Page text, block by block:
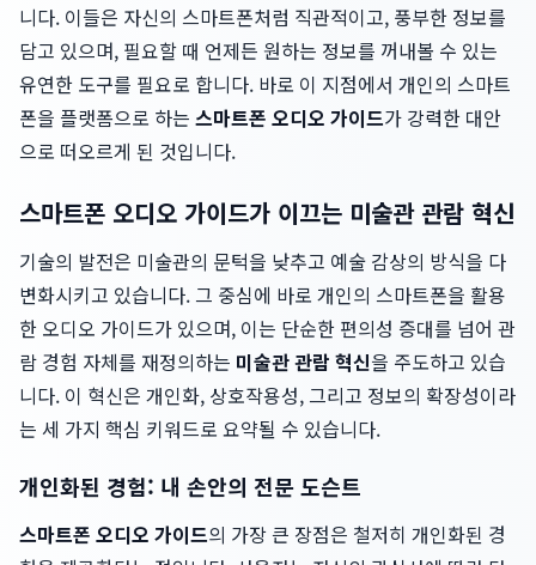
니다. 이들은 자신의 스마트폰처럼 직관적이고, 풍부한 정보를
담고 있으며, 필요할 때 언제든 원하는 정보를 꺼내볼 수 있는
유연한 도구를 필요로 합니다. 바로 이 지점에서 개인의 스마트
폰을 플랫폼으로 하는 스마트폰 오디오 가이드가 강력한 대안
으로 떠오르게 된 것입니다.
스마트폰 오디오 가이드가 이끄는 미술관 관람 혁신
기술의 발전은 미술관의 문턱을 낮추고 예술 감상의 방식을 다
변화시키고 있습니다. 그 중심에 바로 개인의 스마트폰을 활용
한 오디오 가이드가 있으며, 이는 단순한 편의성 증대를 넘어 관
람 경험 자체를 재정의하는 미술관 관람 혁신을 주도하고 있습
니다. 이 혁신은 개인화, 상호작용성, 그리고 정보의 확장성이라
는 세 가지 핵심 키워드로 요약될 수 있습니다.
개인화된 경험: 내 손안의 전문 도슨트
스마트폰 오디오 가이드의 가장 큰 장점은 철저히 개인화된 경